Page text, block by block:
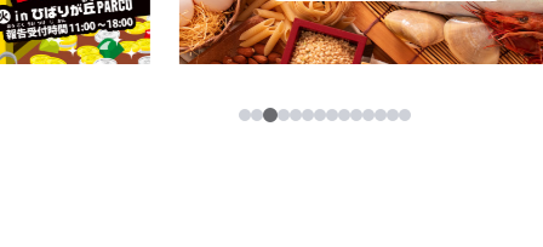
123456789101112
1314